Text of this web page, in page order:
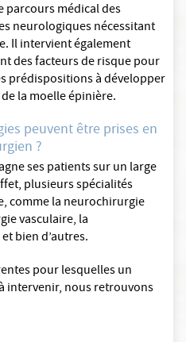
parcours médical des
neurologiques nécessitant
Il intervient également
des facteurs de risque pour
prédispositions à développer
la moelle épinière.
peuvent être prises en
?
ses patients sur un large
plusieurs spécialités
comme la neurochirurgie
vasculaire, la
bien d’autres.
pour lesquelles un
intervenir, nous retrouvons